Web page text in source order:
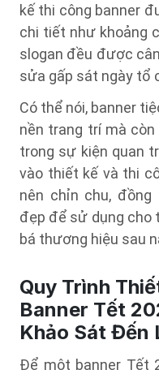
kế thi công banner
chi tiết như khoảng
slogan đều được
sửa gấp sát ngày tổ
Có thể nói, banner
nền trang trí mà
trong sự kiện quan
vào thiết kế và thi
nên chỉn chu,
đẹp để sử dụng cho
bá thương hiệu sau
Quy Trình
Banner Tết
Khảo Sát Đến
Để một banner Tết